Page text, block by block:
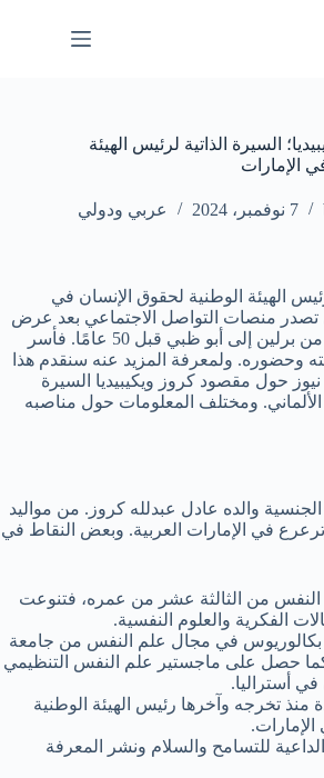
السيرة الذاتية لرئيس الهيئة
الإمارات
7 نوفمبر، 2024 عربي ودولي
الهيئة الوطنية لحقوق الإنسان في
تصدر منصات التواصل الاجتماعي بعد عرض
سيرة حياته ورحلة والدة من برلين إلى أبو ظبي قبل 50 عامًا. فأسر
وحضوره. ولمعرفة المزيد عنه سنقدم هذا
حول مقصود كروز ويكيبيديا السيرة
الألماني. ومختلف المعلومات حول مناصبه
والده عادل عبدلله كروز. من مواليد
وترعرع في الإمارات العربية. وبعض النقاط في
من الثالثة عشر من عمره، فتنوعت
الفكرية والعلوم النفسية.
في مجال علم النفس من جامعة
كما حصل على ماجستير علم النفس التنظيمي
أستراليا.
تخرجه وآخرها رئيس الهيئة الوطنية
للتسامح والسلام ونشر المعرفة